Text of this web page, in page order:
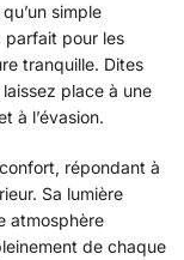
simple
parfait pour les
tranquille. Dites
place à une
à l’évasion.
répondant à
Sa lumière
atmosphère
de chaque